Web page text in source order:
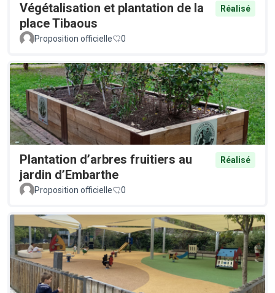
Végétalisation et plantation de la
place Tibaous
Réalisé
Proposition officielle 0
Plantation d’arbres fruitiers au
jardin d’Embarthe
Réalisé
Proposition officielle 0